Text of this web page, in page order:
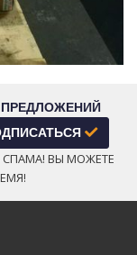
ПРЕДЛОЖЕНИЙ
СПАМА! ВЫ МОЖЕТЕ